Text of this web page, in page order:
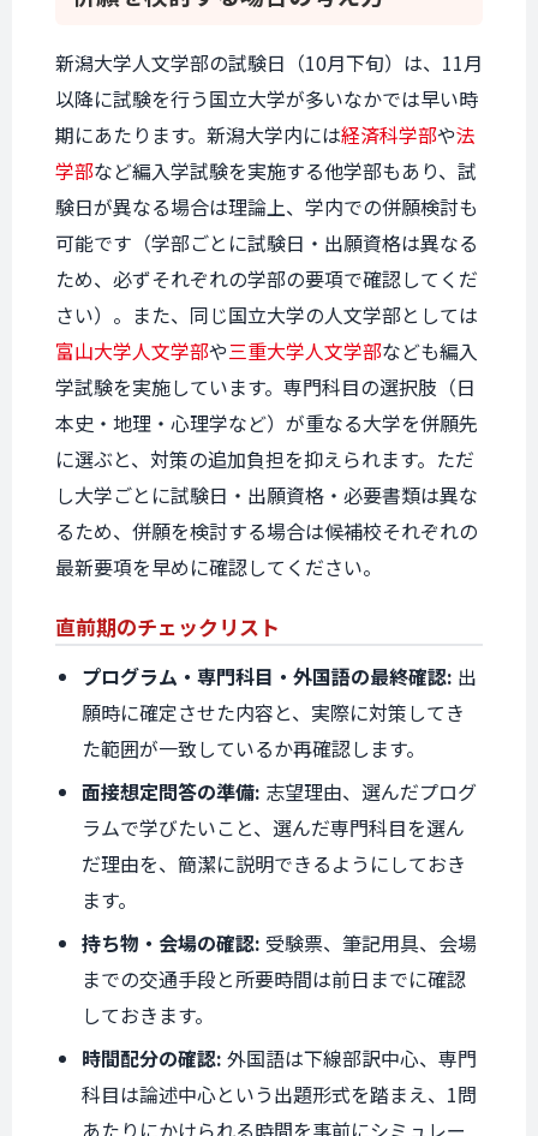
新潟大学人文学部の試験日（10月下旬）は、11月
以降に試験を行う国立大学が多いなかでは早い時
期にあたります。新潟大学内には経済科学部や法
学部など編入学試験を実施する他学部もあり、試
験日が異なる場合は理論上、学内での併願検討も
可能です（学部ごとに試験日・出願資格は異なる
ため、必ずそれぞれの学部の要項で確認してくだ
さい）。また、同じ国立大学の人文学部としては
富山大学人文学部や三重大学人文学部なども編入
学試験を実施しています。専門科目の選択肢（日
本史・地理・心理学など）が重なる大学を併願先
に選ぶと、対策の追加負担を抑えられます。ただ
し大学ごとに試験日・出願資格・必要書類は異な
るため、併願を検討する場合は候補校それぞれの
最新要項を早めに確認してください。
直前期のチェックリスト
プログラム・専門科目・外国語の最終確認: 出
願時に確定させた内容と、実際に対策してき
た範囲が一致しているか再確認します。
面接想定問答の準備: 志望理由、選んだプログ
ラムで学びたいこと、選んだ専門科目を選ん
だ理由を、簡潔に説明できるようにしておき
ます。
持ち物・会場の確認: 受験票、筆記用具、会場
までの交通手段と所要時間は前日までに確認
しておきます。
時間配分の確認: 外国語は下線部訳中心、専門
科目は論述中心という出題形式を踏まえ、1問
あたりにかけられる時間を事前にシミュレー